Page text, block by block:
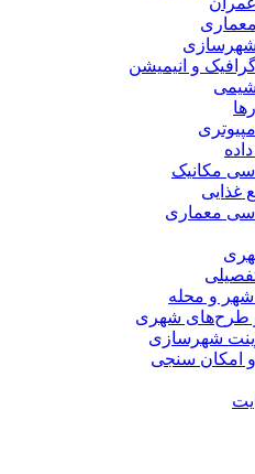
و انیمیشن
محله
شهری
شهرسازی
سنجی